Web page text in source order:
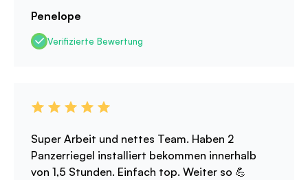
Penelope
Verifizierte Bewertung
Super Arbeit und nettes Team. Haben 2
Panzerriegel installiert bekommen innerhalb
von 1,5 Stunden. Einfach top. Weiter so 💪